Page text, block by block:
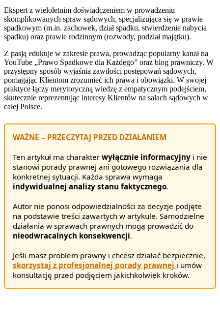
Ekspert z wieloletnim doświadczeniem w prowadzeniu
skomplikowanych spraw sądowych, specjalizująca się w prawie
spadkowym (m.in. zachowek, dział spadku, stwierdzenie nabycia
spadku) oraz prawie rodzinnym (rozwody, podział majątku).
Z pasją edukuje w zakresie prawa, prowadząc popularny kanał na
YouTube „Prawo Spadkowe dla Każdego” oraz blog prawniczy. W
przystępny sposób wyjaśnia zawiłości postępowań sądowych,
pomagając Klientom zrozumieć ich prawa i obowiązki. W swojej
praktyce łączy merytoryczną wiedzę z empatycznym podejściem,
skutecznie reprezentując interesy Klientów na salach sądowych w
całej Polsce.
WAŻNE – PRZECZYTAJ PRZED DZIAŁANIEM
Ten artykuł ma charakter wyłącznie informacyjny i nie
stanowi porady prawnej ani gotowego rozwiązania dla
konkretnej sytuacji. Każda sprawa wymaga
indywidualnej analizy stanu faktycznego.
Autor nie ponosi odpowiedzialności za decyzje podjęte
na podstawie treści zawartych w artykule. Samodzielne
działania w sprawach prawnych mogą prowadzić do
nieodwracalnych konsekwencji.
Jeśli masz problem prawny i chcesz działać bezpiecznie,
skorzystaj z profesjonalnej porady prawnej i umów
konsultację przed podjęciem jakichkolwiek kroków.